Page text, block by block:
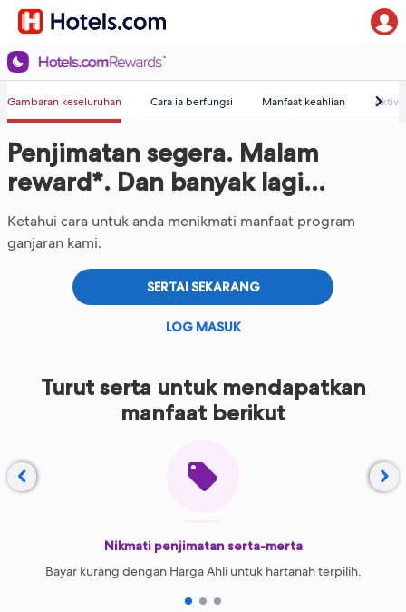
Gambaran keseluruhan Cara ia berfungsi Manfaat keahlian
Penjimatan segera. Malam
reward*. Dan banyak lagi...
Ketahui cara untuk anda menikmati manfaat program
ganjaran kami.
SERTAI SEKARANG
LOG MASUK
Turut serta untuk mendapatkan
manfaat berikut
Nikmati penjimatan serta-merta
Bayar kurang dengan Harga Ahli untuk hartanah terpilih.
 